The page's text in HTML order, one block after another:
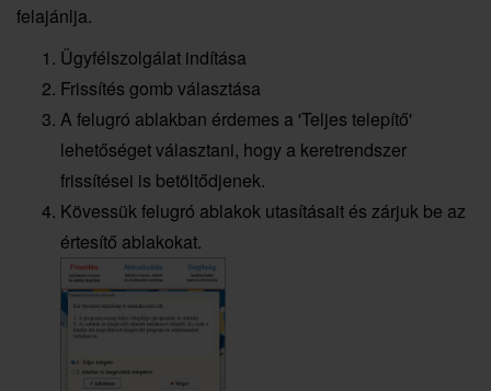
felajánlja.
Ügyfélszolgálat indítása
Frissítés gomb választása
A felugró ablakban érdemes a 'Teljes telepítő'
lehetőséget választani, hogy a keretrendszer
frissítései is betöltődjenek.
Kövessük felugró ablakok utasításait és zárjuk be az
értesítő ablakokat.